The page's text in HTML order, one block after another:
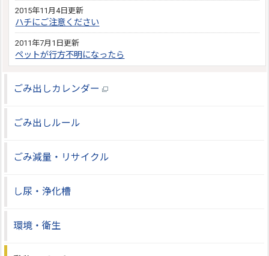
2015年11月4日更新
ハチにご注意ください
2011年7月1日更新
ペットが行方不明になったら
ごみ出しカレンダー
ごみ出しルール
ごみ減量・リサイクル
し尿・浄化槽
環境・衛生